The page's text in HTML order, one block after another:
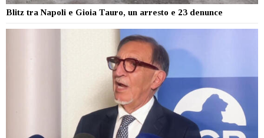
Blitz tra Napoli e Gioia Tauro, un arresto e 23 denunce